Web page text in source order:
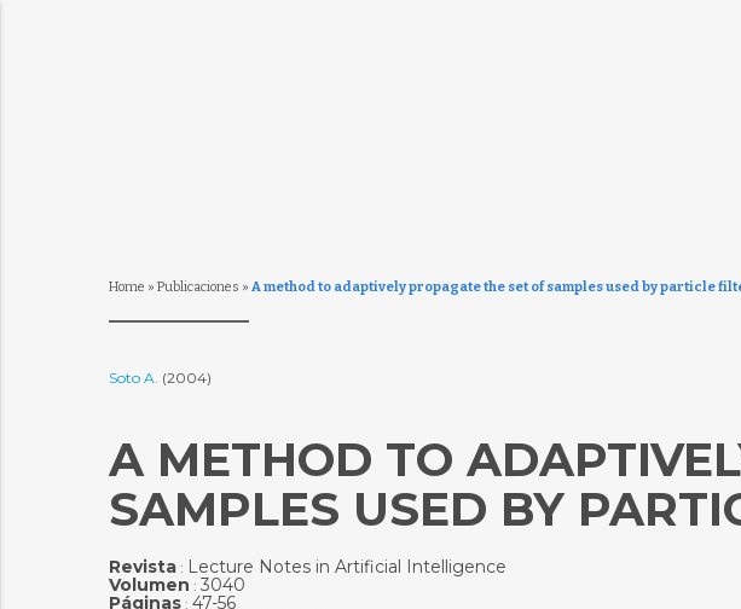
Home » Publicaciones » A method to adaptively propagate the set of samples used by particle
Soto A. (2004)
A METHOD TO
SAMPLES USED BY
Revista: Lecture Notes in Artificial Intelligence
Volumen : 3040
Páginas: 47-56